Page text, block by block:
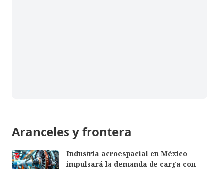
Aranceles y frontera
Industria aeroespacial en México
impulsará la demanda de carga con